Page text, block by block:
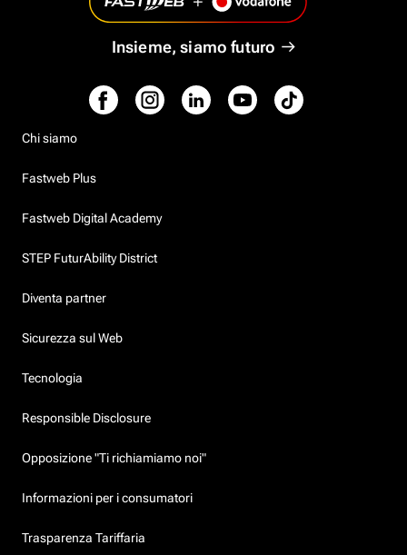
Insieme, siamo futuro
Chi siamo
Fastweb Plus
Fastweb Digital Academy
STEP FuturAbility District
Diventa partner
Sicurezza sul Web
Tecnologia
Responsible Disclosure
Opposizione "Ti richiamiamo noi"
Informazioni per i consumatori
Trasparenza Tariffaria